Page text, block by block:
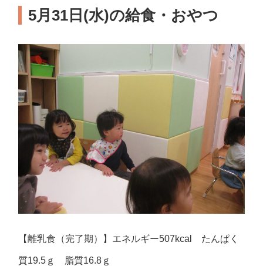
5月31日(水)の給食・おやつ
【離乳食（完了期）】エネルギー507kcal たんぱく
質19.5ｇ 脂質16.8ｇ